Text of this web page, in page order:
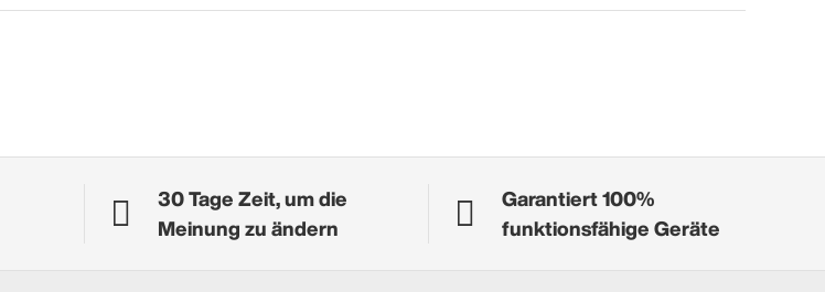
30 Tage Zeit, um die
Meinung zu ändern
Garantiert 100%
funktionsfähige Geräte